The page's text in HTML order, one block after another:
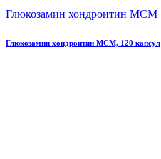
Глюкозамин хондроитин МСМ
Глюкозамин хондроитин МСМ, 120 капсул